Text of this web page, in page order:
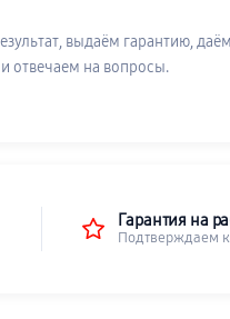
выдаём гарантию,
отвечаем на вопросы.
Гарантия на
Подтверждаем